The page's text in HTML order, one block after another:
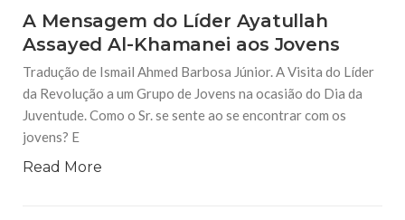
A Mensagem do Líder Ayatullah
Assayed Al-Khamanei aos Jovens
Tradução de Ismail Ahmed Barbosa Júnior. A Visita do Líder
da Revolução a um Grupo de Jovens na ocasião do Dia da
Juventude. Como o Sr. se sente ao se encontrar com os
jovens? E
Read More